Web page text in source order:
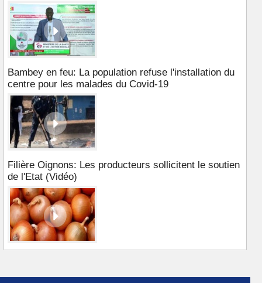
Bambey en feu: La population refuse l'installation du
centre pour les malades du Covid-19
Filière Oignons: Les producteurs sollicitent le soutien
de l'Etat (Vidéo)